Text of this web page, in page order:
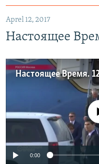
Aprel 12, 2017
Настоящее
Настоящее Время.
No media
0:00